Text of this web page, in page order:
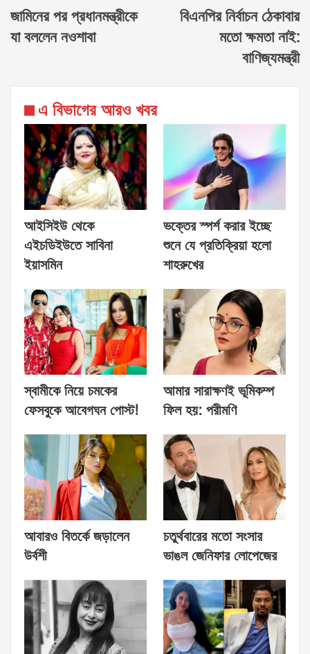
জামিনের পর প্রধানমন্ত্রীকে
যা বললেন নওশাবা
বিএনপির নির্বাচন ঠেকাবার
মতো ক্ষমতা নাই:
বাণিজ্যমন্ত্রী
এ বিভাগের আরও খবর
আইসিইউ থেকে
এইচডিইউতে সাবিনা
ইয়াসমিন
ভক্তের স্পর্শ করার ইচ্ছে
শুনে যে প্রতিক্রিয়া হলো
শাহরুখের
স্বামীকে নিয়ে চমকের
ফেসবুকে আবেগঘন পোস্ট!
আমার সারাক্ষণই ভূমিকম্প
ফিল হয়: পরীমণি
আবারও বিতর্কে জড়ালেন
উর্বশী
চতুর্থবারের মতো সংসার
ভাঙল জেনিফার লোপেজের